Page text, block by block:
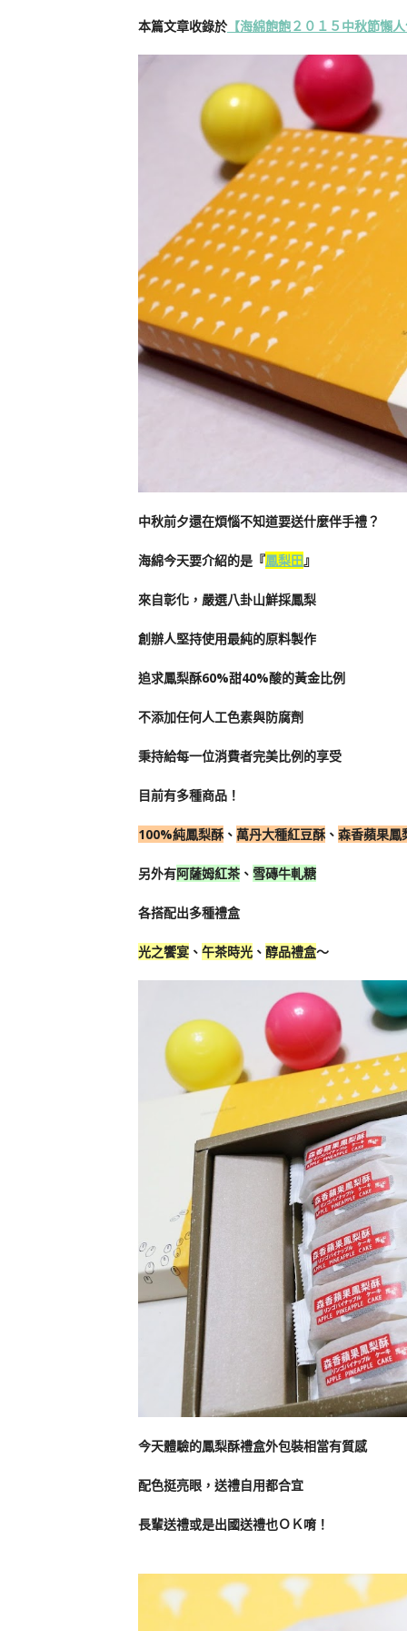
本篇文章收錄於【海綿飽飽２０１５中秋節懶
中秋前夕還在煩惱不知道要送什麼伴手禮？
海綿今天要介紹的是『鳳梨田』
來自彰化，嚴選八卦山鮮採鳳梨
創辦人堅持使用最純的原料製作
追求鳳梨酥60%甜40%酸的黃金比例
不添加任何人工色素與防腐劑
秉持給每一位消費者完美比例的享受
目前有多種商品！
100%純鳳梨酥 、 萬丹大種紅豆酥 、 森香蘋果鳳
另外有阿薩姆紅茶 、 雪磚牛軋糖
各搭配出多種禮盒
光之饗宴 、 午茶時光 、 醇品禮盒～
今天體驗的鳳梨酥禮盒外包裝相當有質感
配色挺亮眼，送禮自用都合宜
長輩送禮或是出國送禮也ＯＫ唷！